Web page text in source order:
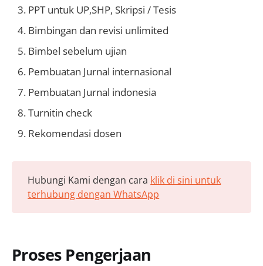
PPT untuk UP,SHP, Skripsi / Tesis
Bimbingan dan revisi unlimited
Bimbel sebelum ujian
Pembuatan Jurnal internasional
Pembuatan Jurnal indonesia
Turnitin check
Rekomendasi dosen
Hubungi Kami dengan cara klik di sini untuk
terhubung dengan WhatsApp
Proses Pengerjaan